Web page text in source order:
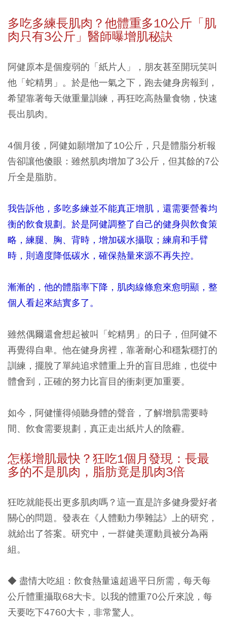
多吃多練長肌肉？他體重多10公斤「肌
肉只有3公斤」醫師曝增肌秘訣
阿健原本是個瘦弱的「紙片人」，朋友甚至開玩笑叫
他「蛇精男」。於是他一氣之下，跑去健身房報到，
希望靠著每天做重量訓練，再狂吃高熱量食物，快速
長出肌肉。
4個月後，阿健如願增加了10公斤，只是體脂分析報
告卻讓他傻眼：雖然肌肉增加了3公斤，但其餘的7公
斤全是脂肪。
我告訴他，多吃多練並不能真正增肌，還需要營養均
衡的飮食規劃。於是阿健調整了自己的健身與飮食策
略，練腿、胸、背時，增加碳水攝取；練肩和手臂
時，則適度降低碳水，確保熱量來源不再失控。
漸漸的，他的體脂率下降，肌肉線條愈來愈明顯，整
個人看起來結實多了。
雖然偶爾還會想起被叫「蛇精男」的日子，但阿健不
再覺得自卑。他在健身房裡，靠著耐心和穩紮穩打的
訓練，擺脫了單純追求體重上升的盲目思維，也從中
體會到，正確的努力比盲目的衝刺更加重要。
如今，阿健懂得傾聽身體的聲音，了解增肌需要時
間、飮食需要規劃，真正走出紙片人的陰霾。
怎樣增肌最快？狂吃1個月發現：長最
多的不是肌肉，脂肪竟是肌肉3倍
狂吃就能長出更多肌肉嗎？這一直是許多健身愛好者
關心的問題。發表在《人體動力學雜誌》上的研究，
就給出了答案。研究中，一群健美運動員被分為兩
組。
◆ 盡情大吃組：飮食熱量遠超過平日所需，每天每
公斤體重攝取68大卡。以我的體重70公斤來說，每
天要吃下4760大卡，非常驚人。